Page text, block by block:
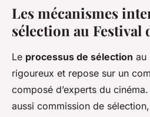
Les mécanismes
sélection au Festival
Le processus de sélection au
rigoureux et repose sur un
composé d’experts du
aussi commission de